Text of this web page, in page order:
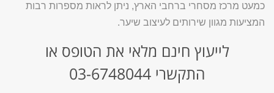
כמעט מרכז מסחרי ברחבי הארץ, ניתן לראות מספרות רבות
המציעות מגוון שירותים לעיצוב שיער.
לייעוץ חינם מלאי את הטופס או
התקשרי 03-6748044